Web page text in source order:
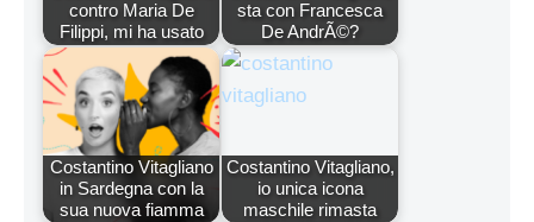
contro Maria De
Filippi, mi ha usato
sta con Francesca
De AndrÃ©?
Costantino Vitagliano
in Sardegna con la
sua nuova fiamma
Costantino Vitagliano,
io unica icona
maschile rimasta